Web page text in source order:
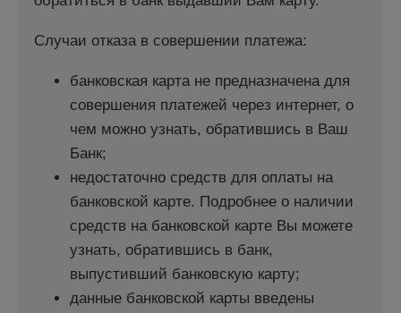
Случаи отказа в совершении платежа:
банковская карта не предназначена для
совершения платежей через интернет, о
чем можно узнать, обратившись в Ваш
Банк;
недостаточно средств для оплаты на
банковской карте. Подробнее о наличии
средств на банковской карте Вы можете
узнать, обратившись в банк,
выпустивший банковскую карту;
данные банковской карты введены